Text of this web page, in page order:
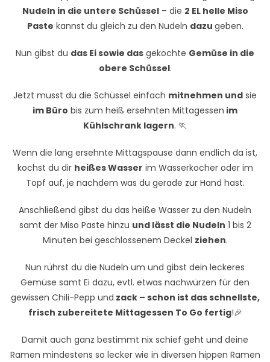
Nudeln in die untere Schüssel– die 2 EL helle Miso
Paste kannst du gleich zu den Nudeln dazu geben.
Nun gibst du das Ei sowie das gekochte Gemüse in die
obere Schüssel.
Jetzt musst du die Schüssel einfach mitnehmen und sie
im Büro bis zum heiß ersehnten Mittagessen im
Kühlschrank lagern. 🏃
Wenn die lang ersehnte Mittagspause dann endlich da ist,
kochst du dir heißes Wasser im Wasserkocher oder im
Topf auf, je nachdem was du gerade zur Hand hast.
Anschließend gibst du das heiße Wasser zu den Nudeln
samt der Miso Paste hinzu und lässt die Nudeln 1 bis 2
Minuten bei geschlossenem Deckel ziehen.
Nun rührst du die Nudeln um und gibst dein leckeres
Gemüse samt Ei dazu, evtl. etwas nachwürzen für den
gewissen Chili-Pepp und zack – schon ist das schnellste,
frisch zubereitete Mittagessen To Go fertig!🎉
Damit auch ganz bestimmt nix schief geht und deine
Ramen mindestens so lecker wie in diversen hippen Ramen